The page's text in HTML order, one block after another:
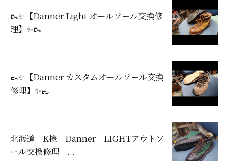
🥾✨【Danner Light オールソール交換修
理】✨🥾
👞✨【Danner カスタムオールソール交換
修理】✨👞
北海道 K様 Danner LIGHTアウトソ
ール交換修理 ...